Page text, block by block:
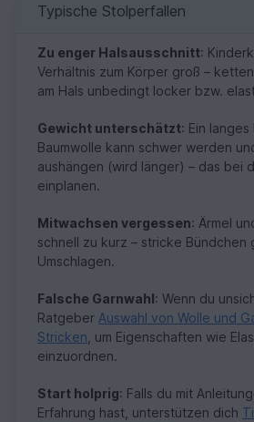
Typische Stolperfallen
Zu enger Halsausschnitt:
Verhältnis zum Körper groß –
am Hals unbedingt locker bzw.
Gewicht unterschätzt: Ein
Baumwolle kann schwer werden
aushängen (wird länger) – das bei
einplanen.
Mitwachsen vergessen: Ärmel
schnell zu kurz – stricke Bündchen
Umschlagen.
Falsche Garnwahl: Wenn du
Ratgeber Auswahl von Wolle und
Stricken , um Eigenschaften wie
einzuordnen.
Start holprig: Falls du mit
Erfahrung hast, unterstützen dich